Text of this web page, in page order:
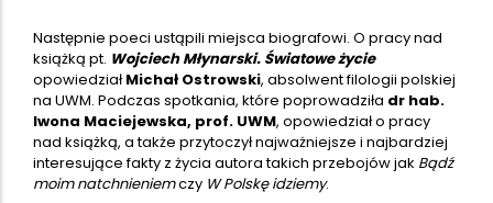
Następnie poeci ustąpili miejsca biografowi. O pracy nad
książką pt. Wojciech Młynarski. Światowe życie
opowiedziałMichał Ostrowski, absolwent filologii polskiej
na UWM. Podczas spotkania, które poprowadziła dr hab.
Iwona Maciejewska, prof. UWM, opowiedział o pracy
nad książką, a także przytoczył najważniejsze i najbardziej
interesujące fakty z życia autora takich przebojów jak Bądź
moim natchnieniemczy W Polskę idziemy.